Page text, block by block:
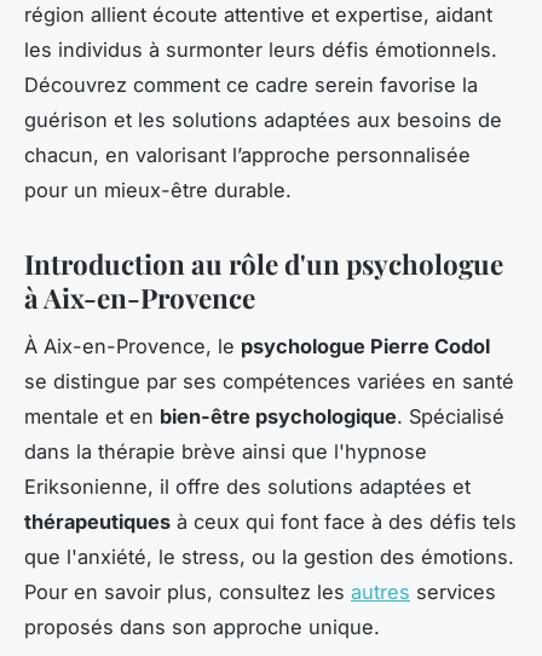
région allient écoute attentive et expertise, aidant
les individus à surmonter leurs défis émotionnels.
Découvrez comment ce cadre serein favorise la
guérison et les solutions adaptées aux besoins de
chacun, en valorisant l’approche personnalisée
pour un mieux-être durable.
Introduction au rôle d'un psychologue
à Aix-en-Provence
À Aix-en-Provence, le psychologue Pierre Codol
se distingue par ses compétences variées en santé
mentale et en bien-être psychologique. Spécialisé
dans la thérapie brève ainsi que l'hypnose
Eriksonienne, il offre des solutions adaptées et
thérapeutiques à ceux qui font face à des défis tels
que l'anxiété, le stress, ou la gestion des émotions.
Pour en savoir plus, consultez les autres services
proposés dans son approche unique.